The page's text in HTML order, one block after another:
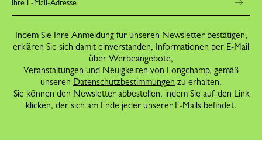
Indem Sie Ihre Anmeldung für unseren Newsletter bestätigen,
erklären Sie sich damit einverstanden, Informationen per E-Mail
über Werbeangebote,
Veranstaltungen und Neuigkeiten von Longchamp, gemäß
unseren Datenschutzbestimmungen zu erhalten.
Sie können den Newsletter abbestellen, indem Sie auf den Link
klicken, der sich am Ende jeder unserer E-Mails befindet.